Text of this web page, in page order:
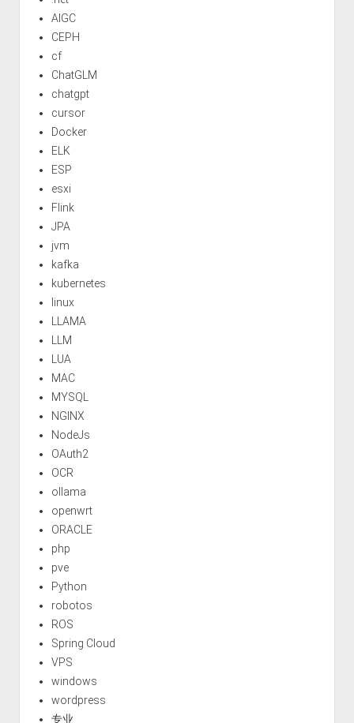
AIGC
CEPH
cf
ChatGLM
chatgpt
cursor
Docker
ELK
ESP
esxi
Flink
JPA
jvm
kafka
kubernetes
linux
LLAMA
LLM
LUA
MAC
MYSQL
NGINX
NodeJs
OAuth2
OCR
ollama
openwrt
ORACLE
php
pve
Python
robotos
ROS
Spring Cloud
VPS
windows
wordpress
专业